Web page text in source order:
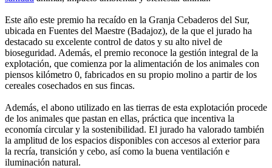
Este año este premio ha recaído en la Granja Cebaderos del Sur,
ubicada en Fuentes del Maestre (Badajoz), de la que el jurado ha
destacado su excelente control de datos y su alto nivel de
bioseguridad. Además, el premio reconoce la gestión integral de la
explotación, que comienza por la alimentación de los animales con
piensos kilómetro 0, fabricados en su propio molino a partir de los
cereales cosechados en sus fincas.
Además, el abono utilizado en las tierras de esta explotación procede
de los animales que pastan en ellas, práctica que incentiva la
economía circular y la sostenibilidad. El jurado ha valorado también
la amplitud de los espacios disponibles con accesos al exterior para
la recría, transición y cebo, así como la buena ventilación e
iluminación natural.